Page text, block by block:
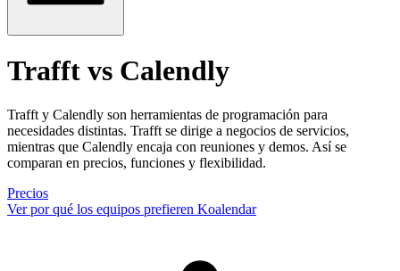
Trafft vs Calendly
Trafft y Calendly son herramientas de programación para
necesidades distintas. Trafft se dirige a negocios de servicios,
mientras que Calendly encaja con reuniones y demos. Así se
comparan en precios, funciones y flexibilidad.
Precios
Ver por qué los equipos prefieren Koalendar